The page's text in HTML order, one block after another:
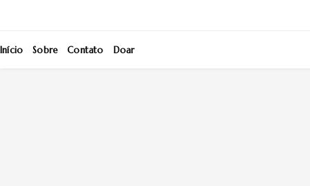
Início Sobre Contato Doar